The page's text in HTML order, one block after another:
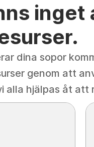
inget
dina sopor
genom att
alla hjälpas åt att